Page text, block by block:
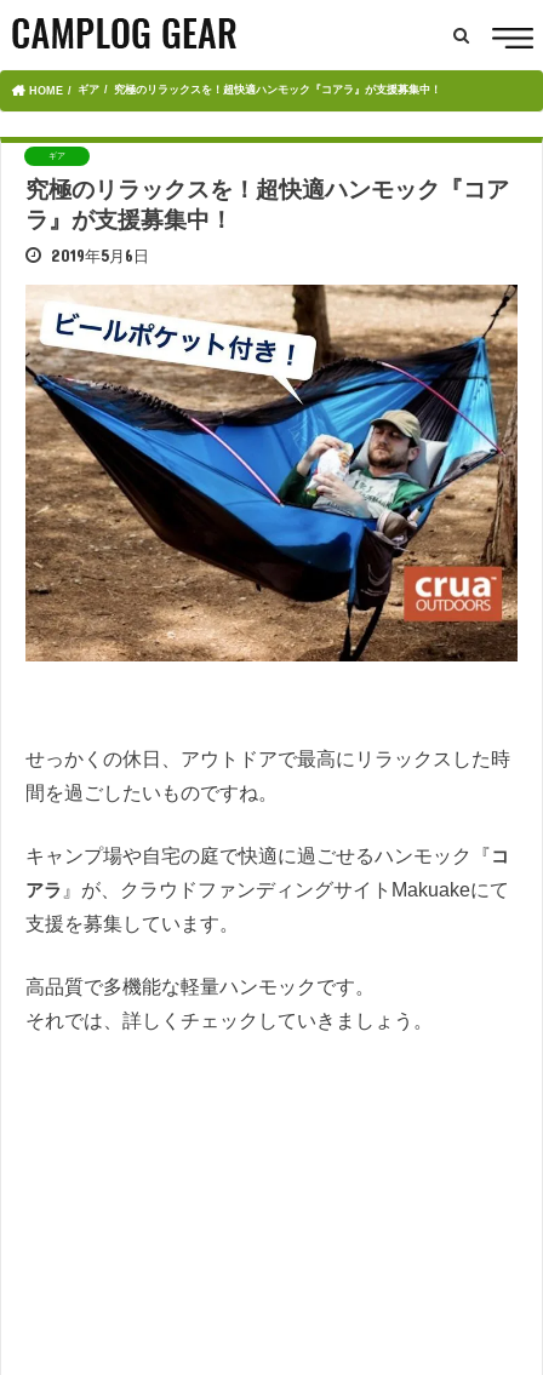
HOME ギア 究極のリラックスを！超快適ハンモック『コアラ』が支援募集中！
ギア
究極のリラックスを！超快適ハンモック『コア
ラ』が支援募集中！
2019年5月6日
せっかくの休日、アウトドアで最高にリラックスした時
間を過ごしたいものですね。
キャンプ場や自宅の庭で快適に過ごせるハンモック『コ
アラ 』が、クラウドファンディングサイトMakuakeにて
支援を募集しています。
高品質で多機能な軽量ハンモックです。
それでは、詳しくチェックしていきましょう。